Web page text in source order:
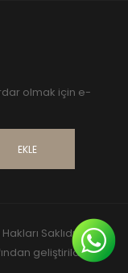
olmak için e-
EKLE
Saklıdır.
geliştirildi